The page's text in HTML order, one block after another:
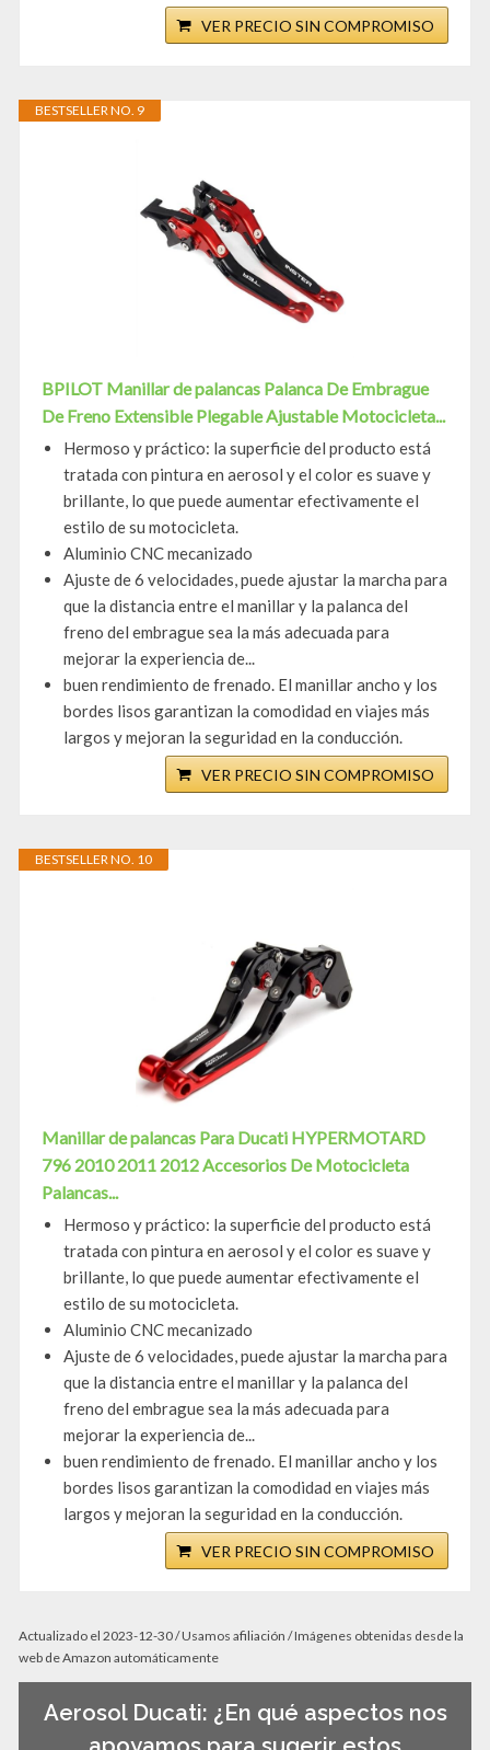
VER PRECIO SIN COMPROMISO
BESTSELLER NO. 9
BPILOT Manillar de palancas Palanca De Embrague
De Freno Extensible Plegable Ajustable Motocicleta...
Hermoso y práctico: la superficie del producto está
tratada con pintura en aerosol y el color es suave y
brillante, lo que puede aumentar efectivamente el
estilo de su motocicleta.
Aluminio CNC mecanizado
Ajuste de 6 velocidades, puede ajustar la marcha para
que la distancia entre el manillar y la palanca del
freno del embrague sea la más adecuada para
mejorar la experiencia de...
buen rendimiento de frenado. El manillar ancho y los
bordes lisos garantizan la comodidad en viajes más
largos y mejoran la seguridad en la conducción.
VER PRECIO SIN COMPROMISO
BESTSELLER NO. 10
Manillar de palancas Para Ducati HYPERMOTARD
796 2010 2011 2012 Accesorios De Motocicleta
Palancas...
Hermoso y práctico: la superficie del producto está
tratada con pintura en aerosol y el color es suave y
brillante, lo que puede aumentar efectivamente el
estilo de su motocicleta.
Aluminio CNC mecanizado
Ajuste de 6 velocidades, puede ajustar la marcha para
que la distancia entre el manillar y la palanca del
freno del embrague sea la más adecuada para
mejorar la experiencia de...
buen rendimiento de frenado. El manillar ancho y los
bordes lisos garantizan la comodidad en viajes más
largos y mejoran la seguridad en la conducción.
VER PRECIO SIN COMPROMISO
Actualizado el 2023-12-30 / Usamos afiliación / Imágenes obtenidas desde la
web de Amazon automáticamente
Aerosol Ducati: ¿En qué aspectos nos